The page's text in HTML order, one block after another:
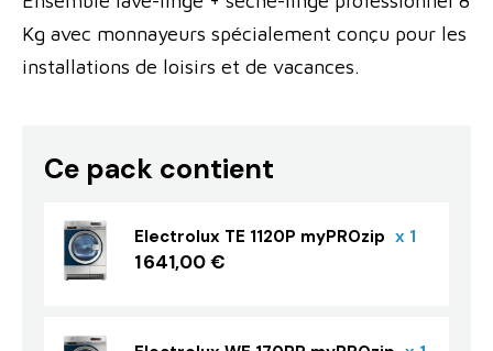
Kg avec monnayeurs spécialement conçu pour les
installations de loisirs et de vacances.
Ce pack contient
Electrolux TE 1120P myPROzip x 1
1 641,00 €